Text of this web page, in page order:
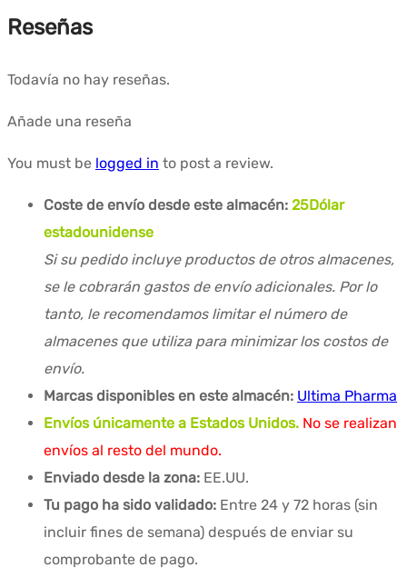
Reseñas
Todavía no hay reseñas.
Añade una reseña
You must be logged in to post a review.
Coste de envío desde este almacén: 25Dólar
estadounidense
Si su pedido incluye productos de otros almacenes,
se le cobrarán gastos de envío adicionales. Por lo
tanto, le recomendamos limitar el número de
almacenes que utiliza para minimizar los costos de
envío.
Marcas disponibles en este almacén: Ultima Pharma
Envíos únicamente a Estados Unidos. No se realizan
envíos al resto del mundo.
Enviado desde la zona: EE.UU.
Tu pago ha sido validado: Entre 24 y 72 horas (sin
incluir fines de semana) después de enviar su
comprobante de pago.